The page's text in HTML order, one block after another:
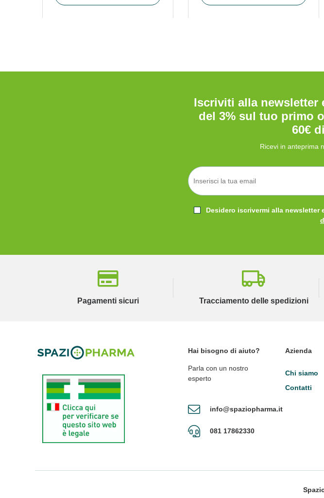
Iscriviti alla newsletter
del 3% sul tuo primo
60€
Ricevi in anteprima
Desidero iscrivermi alla newsletter
Pagamenti sicuri Tracciamento delle spedizioni
Hai bisogno di aiuto?
Parla con un nostro
esperto
info@spaziopharma.it
081 17862330
Azienda
Chi siamo
Contatti
Scopri le